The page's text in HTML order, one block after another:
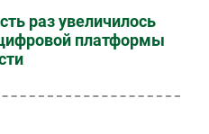
раз увеличилось
платформы